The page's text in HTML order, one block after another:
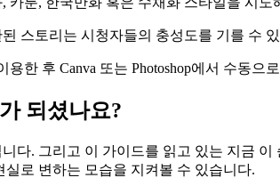
스토리는 시청자들의 충성도를 기를 수
한 후 Canva 또는 Photoshop에서 수동
되셨나요?
다. 그리고 이 가이드를 읽고 있는 지금
로 변하는 모습을 지켜볼 수 있습니다.